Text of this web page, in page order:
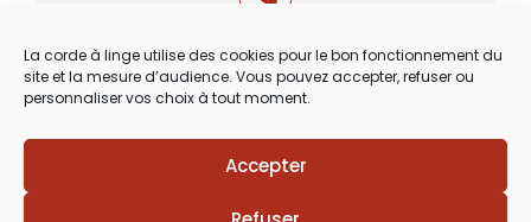
La corde à linge utilise des cookies pour le bon fonctionnement du
site et la mesure d’audience. Vous pouvez accepter, refuser ou
personnaliser vos choix à tout moment.
Accepter
03 29 60 49 17
Du Mardi au Samedi
de 9h30 à 12h00 & de 14h00 à 18h30